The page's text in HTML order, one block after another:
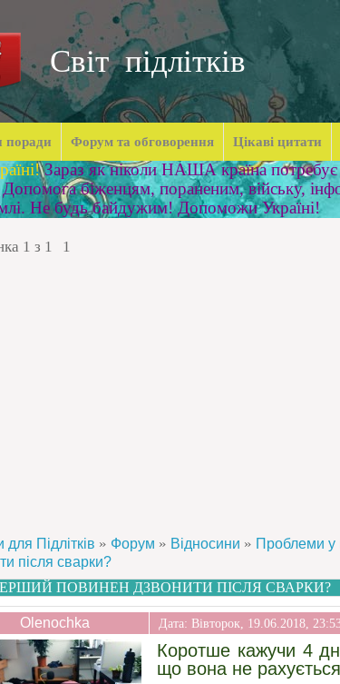
Світ підлітків
поради Форум та обговорення Цікаві цитати
Зараз як ніколи НАША країна
біженцям, пораненим, війську,
Не будь байдужим! Допоможи Україні!
1 з 1 1
Підлітків » Форум » Відносини » Проблеми у
після сварки?
ПОВИНЕН ДЗВОНИТИ ПІСЛЯ СВАРКИ?
Olenochka Дата: Вівторок, 19.06.2018,
Коротше кажучи 4
що вона не